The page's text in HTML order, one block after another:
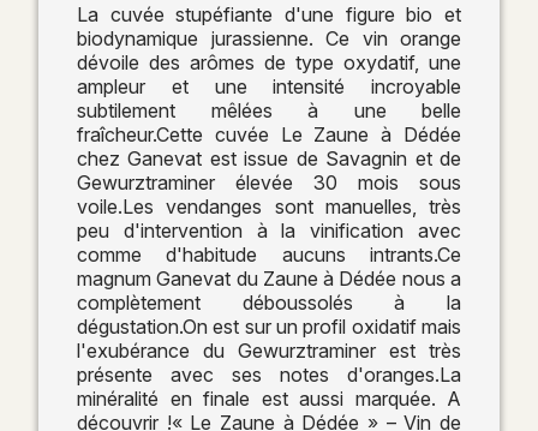
La cuvée stupéfiante d'une figure bio et
biodynamique jurassienne. Ce vin orange
dévoile des arômes de type oxydatif, une
ampleur et une intensité incroyable
subtilement mêlées à une belle
fraîcheur.Cette cuvée Le Zaune à Dédée
chez Ganevat est issue de Savagnin et de
Gewurztraminer élevée 30 mois sous
voile.Les vendanges sont manuelles, très
peu d'intervention à la vinification avec
comme d'habitude aucuns intrants.Ce
magnum Ganevat du Zaune à Dédée nous a
complètement déboussolés à la
dégustation.On est sur un profil oxidatif mais
l'exubérance du Gewurztraminer est très
présente avec ses notes d'oranges.La
minéralité en finale est aussi marquée. A
découvrir !« Le Zaune à Dédée » – Vin de